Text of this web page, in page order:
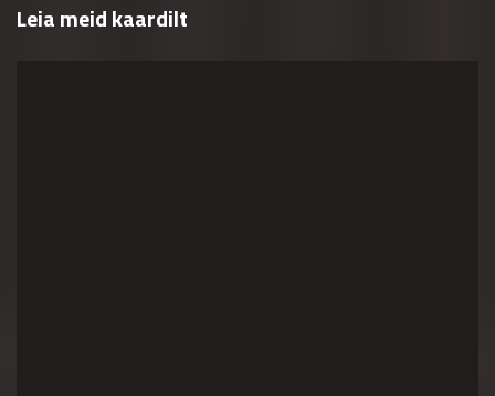
Leia meid kaardilt